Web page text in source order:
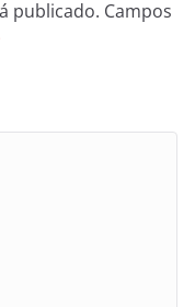
publicado. Campos